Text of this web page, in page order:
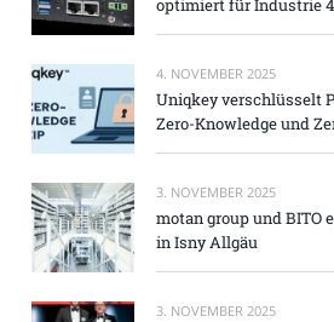
optimiert für Industrie
4. NOVEMBER 2025
Uniqkey verschlüsselt
Zero-Knowledge und
3. NOVEMBER 2025
motan group und BITO
in Isny Allgäu
3. NOVEMBER 2025